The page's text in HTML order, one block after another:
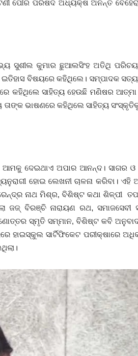
ପୌର ପରିଷଦ ଅଧ୍ୟକ୍ଷ ଅନନ୍ତ
ସୁଶୀଲ କୁମାର ଛୁଆଲସିଂହ ଅତିଥି
ବିଷୟରେ କହିଥିଲେ। ସମ୍ପାଦକ
କହିଥିଲେ ସାହିତ୍ୟ ହେଉଛି ମଣିଷର
ତାଙ୍କ ଭାଷଣରେ କହିଥିଲେ ସାହିତ୍ୟ
ଆମକୁ ଦେଇଥାଏ ଅପାର ଆନନ୍ଦ। ସାଗର
ହୋଇ ଲେଖନୀ ଚାଳନା କରିବା। ଏହି
ନାଥ ମିଶ୍ର, ବିଶିଷ୍ଟ କଥା ଶିଳ୍ପୀ
ବିରଞ୍ଚି ନାରାୟଣ ରଥ, ସମାଜସେବୀ
ସ୍ମୃତି ସମ୍ମାନ, ବିଶିଷ୍ଟ କବି
ହାଇସ୍କୁଲ ସାର୍ଟିଫିକେଟ ପରୀକ୍ଷାରେ